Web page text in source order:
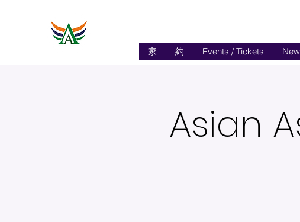
家 約 Events / Tickets
Asian